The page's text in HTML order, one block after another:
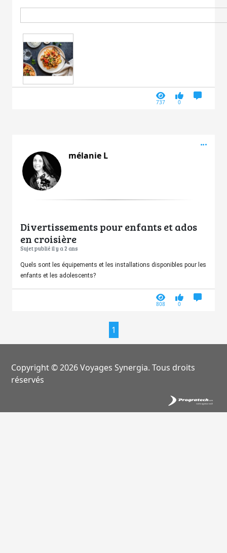
737 0
mélanie L
Divertissements pour enfants et ados
en croisière
Sujet publié il y a 2 ans
Quels sont les équipements et les installations disponibles pour les
enfants et les adolescents?
808 0
1
Copyright © 2026 Voyages Synergia. Tous droits
réservés